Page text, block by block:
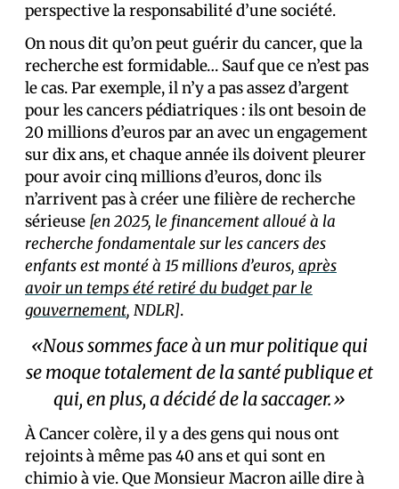
perspective la responsabilité d’une société.
On nous dit qu’on peut guérir du cancer, que la
recherche est formidable… Sauf que ce n’est pas
le cas. Par exemple, il n’y a pas assez d’argent
pour les cancers pédiatriques : ils ont besoin de
20 millions d’euros par an avec un engagement
sur dix ans, et chaque année ils doivent pleurer
pour avoir cinq millions d’euros, donc ils
n’arrivent pas à créer une filière de recherche
sérieuse [en 2025, le financement alloué à la
recherche fondamentale sur les cancers des
enfants est monté à 15 millions d’euros, après
avoir un temps été retiré du budget par le
gouvernement, NDLR].
«Nous sommes face à un mur politique qui
se moque totalement de la santé publique et
qui, en plus, a décidé de la saccager.»
À Cancer colère, il y a des gens qui nous ont
rejoints à même pas 40 ans et qui sont en
chimio à vie. Que Monsieur Macron aille dire à